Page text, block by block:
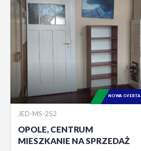
JED-MS-252
OPOLE, CENTRUM
MIESZKANIE NA SPRZEDAŻ
NOWA OFERTA